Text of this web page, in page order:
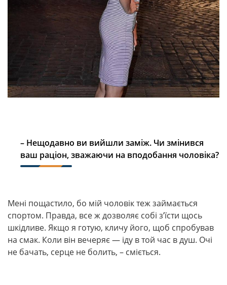
– Нещодавно ви вийшли заміж. Чи змінився
ваш раціон, зважаючи на вподобання чоловіка?
Мені пощастило, бо мій чоловік теж займається
спортом. Правда, все ж дозволяє собі з’їсти щось
шкідливе. Якщо я готую, кличу його, щоб спробував
на смак. Коли він вечеряє — іду в той час в душ. Очі
не бачать, серце не болить, – сміється.